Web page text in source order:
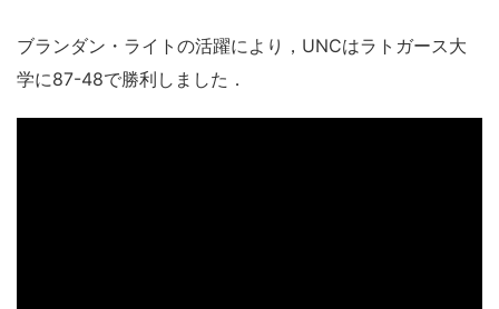
ブランダン・ライトの活躍により，UNCはラトガース大
学に87-48で勝利しました．